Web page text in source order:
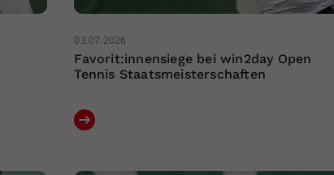
03.07.2026
Favorit:innensiege bei win2day Open
Tennis Staatsmeisterschaften